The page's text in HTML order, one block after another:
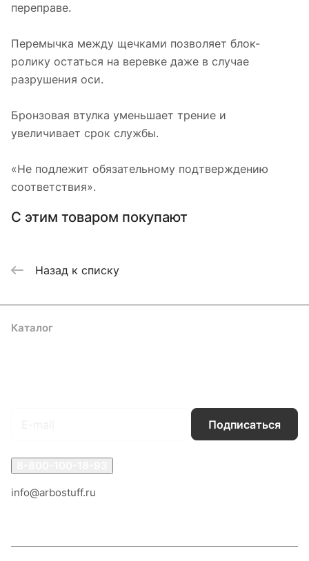
переправе.
Перемычка между щечками позволяет блок-
ролику остаться на веревке даже в случае
разрушения оси.
Бронзовая втулка уменьшает трение и
увеличивает срок службы.
«Не подлежит обязательному подтверждению
соответствия».
С этим товаром покупают
Назад к списку
Каталог
Подписаться
info@arbostuff.ru